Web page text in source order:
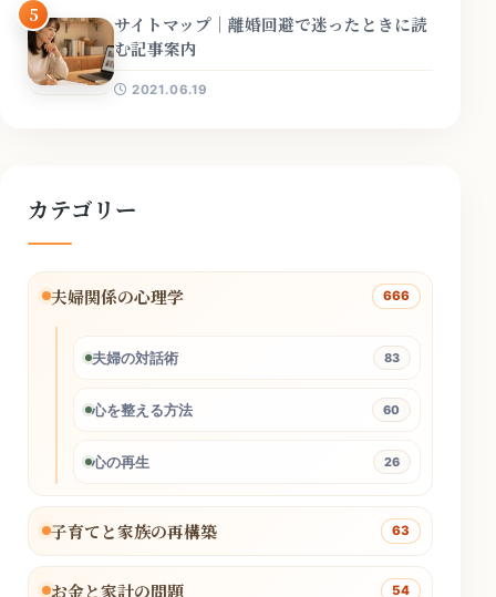
5
サイトマップ｜離婚回避で迷ったときに読
む記事案内
2021.06.19
カテゴリー
夫婦関係の心理学 666
夫婦の対話術 83
心を整える方法 60
心の再生 26
子育てと家族の再構築 63
お金と家計の問題 54